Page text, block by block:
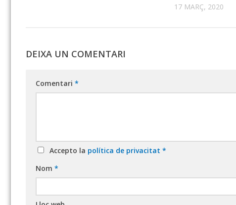
17 MARÇ, 2020
DEIXA UN COMENTARI
Comentari *
Accepto la política de privacitat *
Nom *